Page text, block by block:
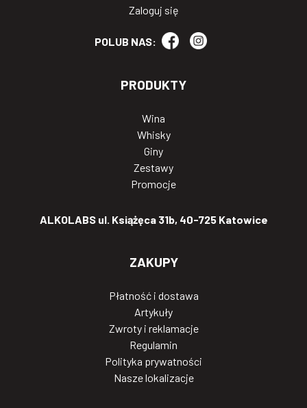
Zaloguj się
POLUB NAS:
PRODUKTY
Wina
Whisky
Giny
Zestawy
Promocje
ALKOLABS ul. Książęca 31b, 40-725 Katowice
ZAKUPY
Płatność i dostawa
Artykuły
Zwroty i reklamacje
Regulamin
Polityka prywatności
Nasze lokalizacje